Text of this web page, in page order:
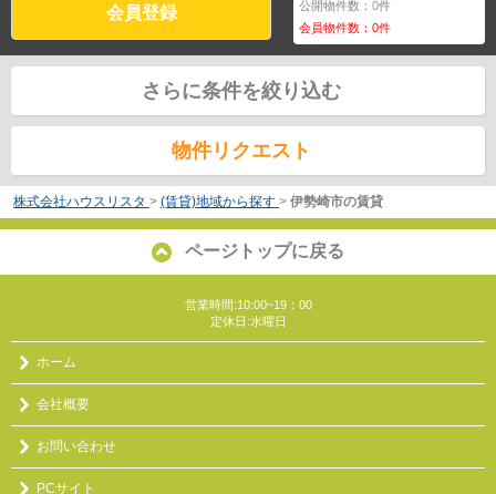
会員登録 公開物件数：0件
会員物件数：0件
さらに条件を絞り込む
物件リクエスト
株式会社ハウスリスタ > (賃貸)地域から探す > 伊勢崎市の賃貸
ページトップに戻る
営業時間:10:00~19：00
定休日:水曜日
ホーム
会社概要
お問い合わせ
PCサイト